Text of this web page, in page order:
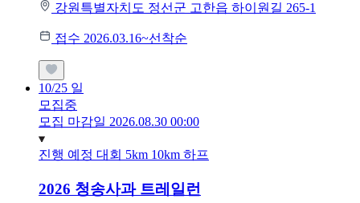
강원특별자치도 정선군 고한읍 하이원길 265-1
접수 2026.03.16~선착순
10/25 일
모집중
모집 마감일 2026.08.30 00:00
진행 예정 대회 5km 10km 하프
2026 청송사과 트레일런